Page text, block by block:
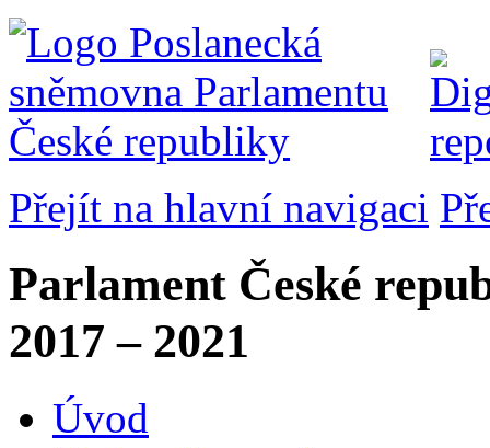
Přejít na hlavní navigaci
Parlament České
2017 – 2021
Úvod